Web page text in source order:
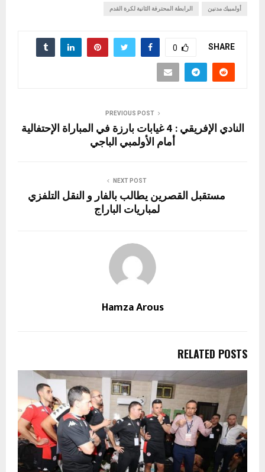
أولمبيك مدنين الرابطة المحترفة الثانية لكرة القدم
SHARE
0
PREVIOUS POST
النادي الإفريقي : 4 غيابات بارزة في المباراة الإحتفالية
أمام الأولمبي الباجي
NEXT POST
مستقبل القصرين يطالب بالفار و النقل التلفزي
لمباريات الباراج
Hamza Arous
RELATED POSTS